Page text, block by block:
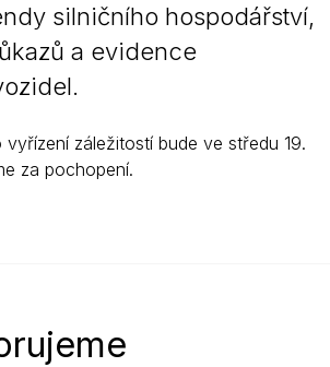
silničního hospodářství,
a evidence
vyřízení záležitostí bude ve středu 19.
za pochopení.